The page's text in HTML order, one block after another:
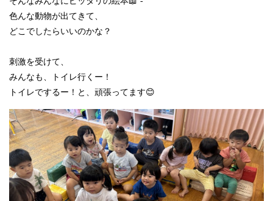
色んな動物が出てきて、
どこでしたらいいのかな？
刺激を受けて、
みんなも、トイレ行くー！
トイレでするー！と、頑張ってます😊